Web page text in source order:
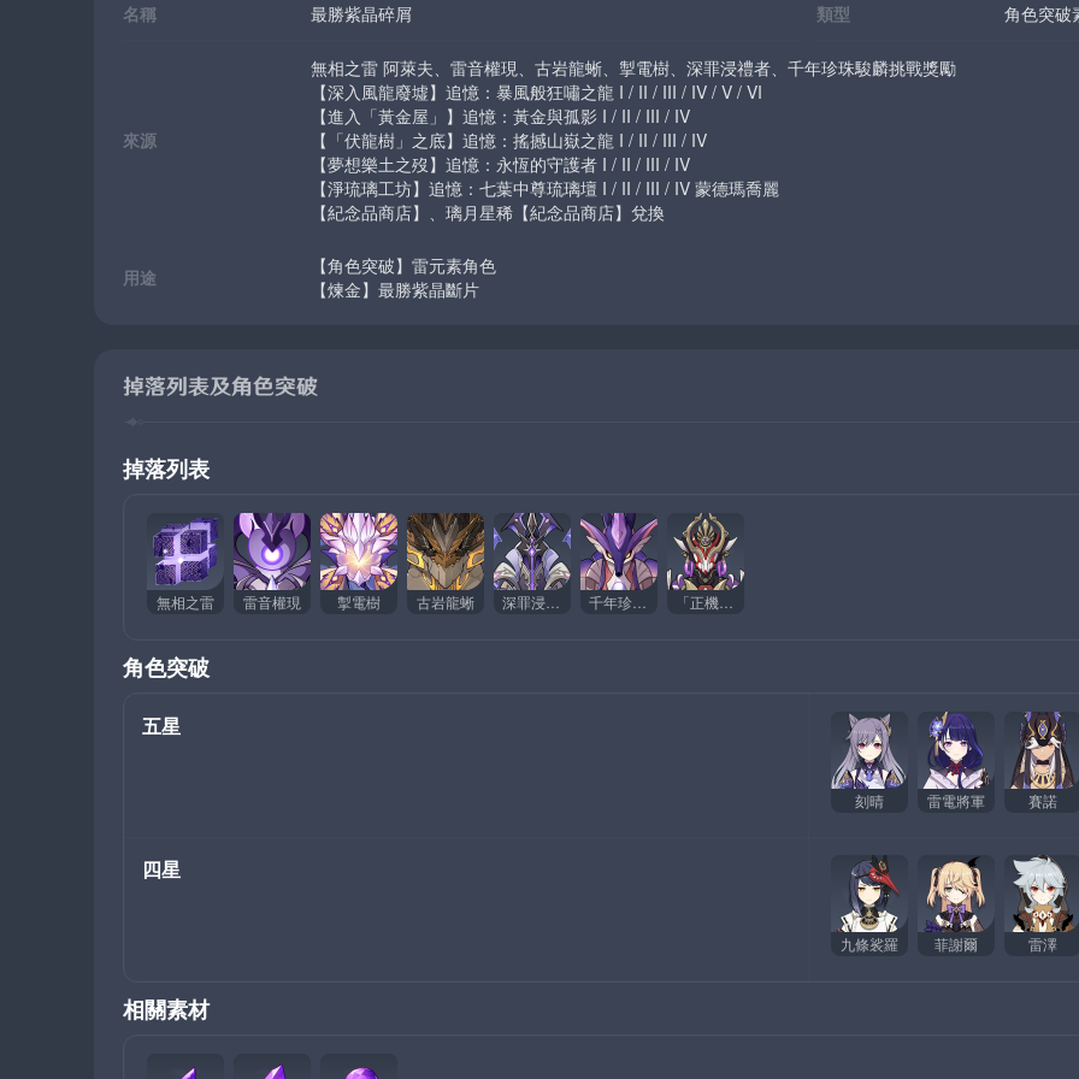
名稱 最勝紫晶碎屑 類型 角色突破
來源
無相之雷 阿萊夫、雷音權現、古岩龍蜥、掣電樹、深罪浸禮者、千年珍珠駿麟挑戰獎勵
【深入風龍廢墟】追憶：暴風般狂嘯之龍 I / II / III / IV / V / VI
【進入「黃金屋」】追憶：黃金與孤影 I / II / III / IV
【「伏龍樹」之底】追憶：搖撼山嶽之龍 I / II / III / IV
【夢想樂土之歿】追憶：永恆的守護者 I / II / III / IV
【淨琉璃工坊】追憶：七葉中尊琉璃壇 I / II / III / IV 蒙德瑪喬麗
【紀念品商店】、璃月星稀【紀念品商店】兌換
用途
【角色突破】雷元素角色
【煉金】最勝紫晶斷片
掉落列表及角色突破
掉落列表
無相之雷 雷音權現 掣電樹 古岩龍蜥
角色突破
五星
刻晴 雷電將軍 賽諾
四星
九條裟羅 菲謝爾 雷澤
相關素材